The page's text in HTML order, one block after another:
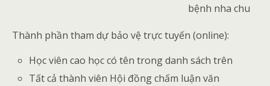
bệnh nha chu
Thành phần tham dự bảo vệ trực tuyến (online):
Học viên cao học có tên trong danh sách trên
Tất cả thành viên Hội đồng chấm luận văn